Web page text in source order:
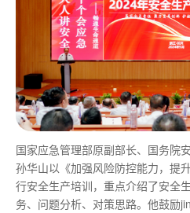
国家应急管理部原副部长、国务院
孙华山以《加强风险防控能力，提
行安全生产培训，重点介绍了安全
务、问题分析、对策思路。他鼓励